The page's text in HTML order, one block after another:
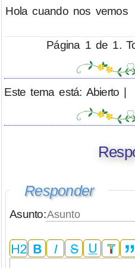
Hola cuando nos vemos
Página 1 de 1.
Este tema está: Abierto |
Responder
Asunto: